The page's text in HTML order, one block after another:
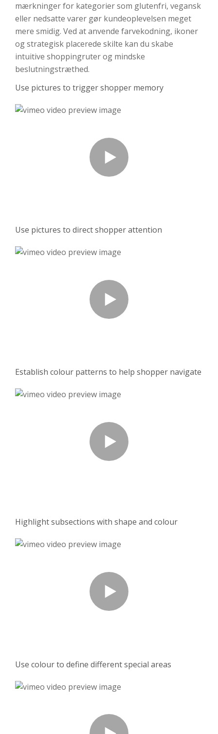
mærkninger for kategorier som glutenfri, vegansk
eller nedsatte varer gør kundeoplevelsen meget
mere smidig. Ved at anvende farvekodning, ikoner
og strategisk placerede skilte kan du skabe
intuitive shoppingruter og mindske
beslutningstræthed.
Use pictures to trigger shopper memory
Use pictures to direct shopper attention
Establish colour patterns to help shopper navigate
Highlight subsections with shape and colour
Use colour to define different special areas